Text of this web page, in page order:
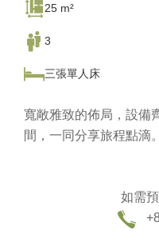
25 m²
3
三張單人床
寬敞雅致的佈局，設備
間，一同分享旅程點滴。
如需